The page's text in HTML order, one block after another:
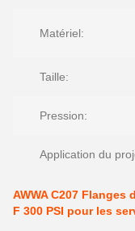
Matériel:
Taille:
Pression:
Application du
AWWA C207
F 300 PSI pour les